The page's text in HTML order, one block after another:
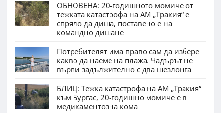
ОБНОВЕНА: 20-годишното момиче от
тежката катастрофа на АМ „Тракия“ е
спряло да диша, поставено е на
командно дишане
Потребителят има право сам да избере
какво да наеме на плажа. Чадърът не
върви задължително с два шезлонга
БЛИЦ: Тежка катастрофа на АМ „Тракия“
към Бургас, 20-годишно момиче е в
медикаментозна кома